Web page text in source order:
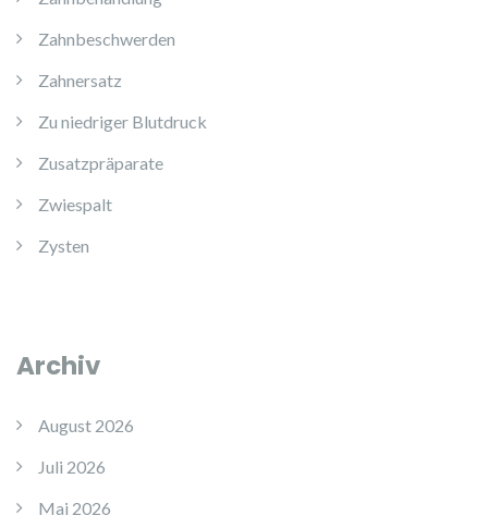
Zahnbeschwerden
Zahnersatz
Zu niedriger Blutdruck
Zusatzpräparate
Zwiespalt
Zysten
Archiv
August 2026
Juli 2026
Mai 2026